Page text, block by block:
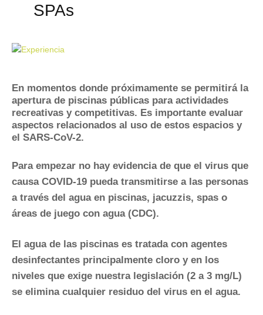
SPAs
En momentos donde próximamente se permitirá la
apertura de piscinas públicas para actividades
recreativas y competitivas. Es importante evaluar
aspectos relacionados al uso de estos espacios y
el SARS-CoV-2.
Para empezar no hay evidencia de que el virus que
causa COVID-19 pueda transmitirse a las personas
a través del agua en piscinas, jacuzzis, spas o
áreas de juego con agua (CDC).
El agua de las piscinas es tratada con agentes
desinfectantes principalmente cloro y en los
niveles que exige nuestra legislación (2 a 3 mg/L)
se elimina cualquier residuo del virus en el agua.